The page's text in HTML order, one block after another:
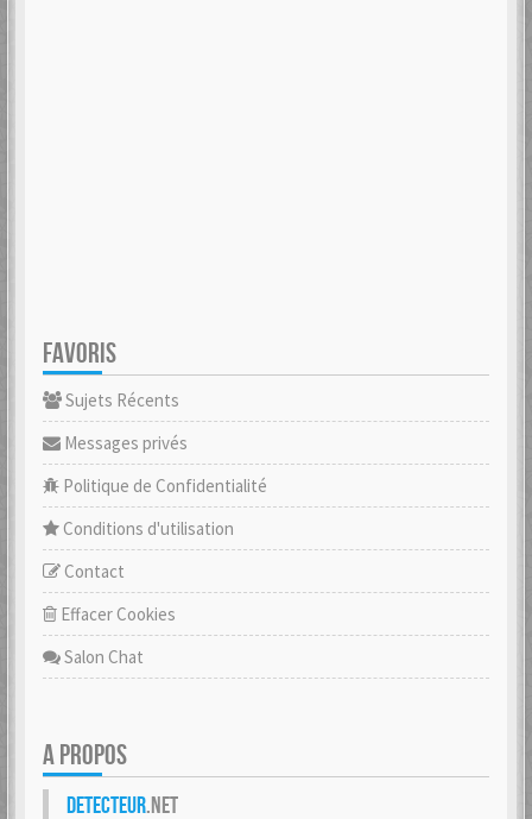
FAVORIS
Sujets Récents
Messages privés
Politique de Confidentialité
Conditions d'utilisation
Contact
Effacer Cookies
Salon Chat
A PROPOS
Detecteur.net